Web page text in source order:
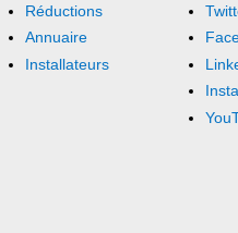
Réductions
Annuaire
Installateurs